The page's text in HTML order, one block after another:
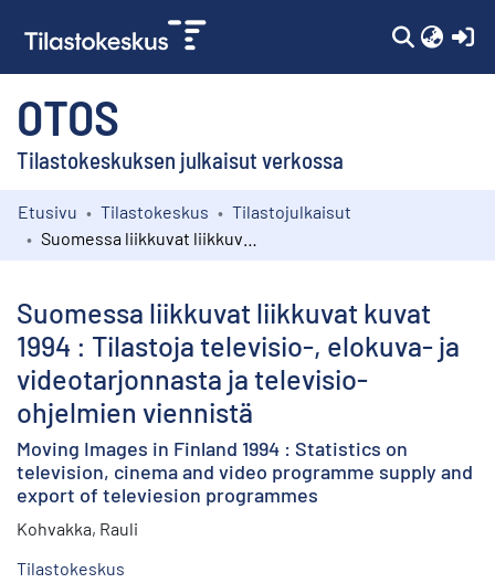
OTOS
Tilastokeskuksen julkaisut verkossa
Kokoelmat
Etusivu Tilastokeskus
Tilastojulkaisut
Suomessa liikkuvat liikkuvat kuvat
1994 : Tilastoja televisio-, elokuva- ja
videotarjonnasta ja televisio-
ohjelmien viennistä
Moving Images in Finland 1994 : Statistics on
television, cinema and video programme supply and
export of televiesion programmes
Kohvakka, Rauli
Tilastokeskus